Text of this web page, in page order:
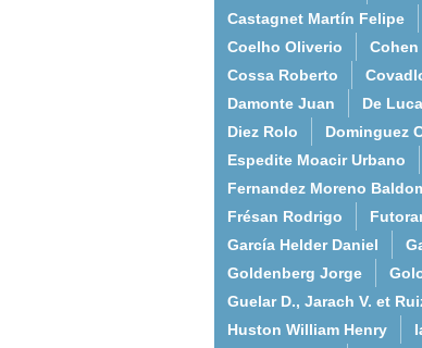
Castagnet Martín Felipe
Coelho Oliverio
Cohen
Cossa Roberto
Damonte Juan
De
Diez Rolo
Dominguez
Espedite Moacir Urbano
Fernandez Moreno
Frésan Rodrigo
García Helder Daniel
Goldenberg Jorge
Guelar D., Jarach V. et
Huston William Henry